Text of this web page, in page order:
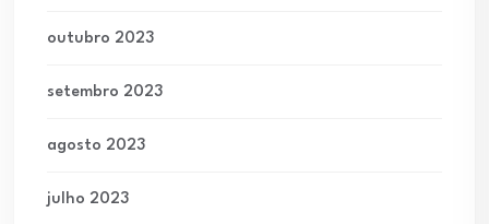
outubro 2023
setembro 2023
agosto 2023
julho 2023